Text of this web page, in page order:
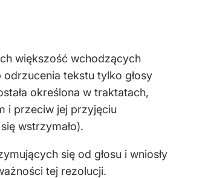
większość wchodzących
tekstu tylko głosy
określona w traktatach,
i przeciw jej przyjęciu
wstrzymało).
się od głosu i wniosły
tej rezolucji.